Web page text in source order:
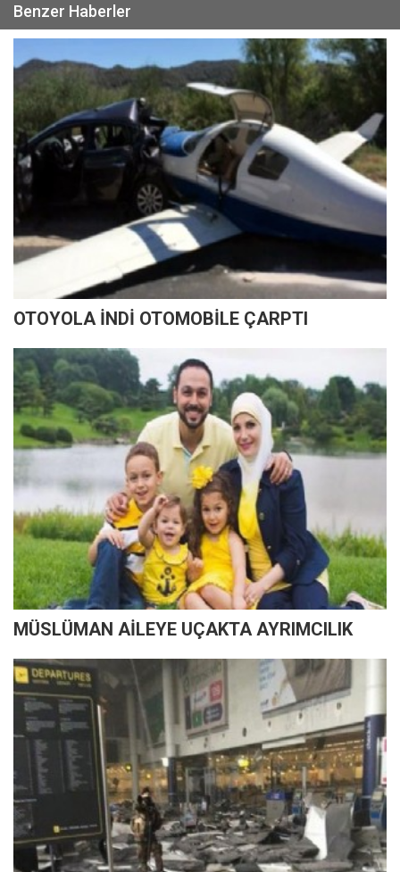
Benzer Haberler
OTOYOLA İNDİ OTOMOBİLE ÇARPTI
MÜSLÜMAN AİLEYE UÇAKTA AYRIMCILIK